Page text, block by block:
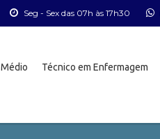
Seg - Sex das 07h às 17h30
Médio Técnico em Enfermagem